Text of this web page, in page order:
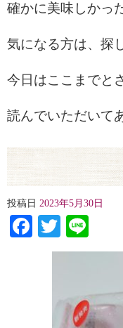
確かに美味しかっ
気になる方は、探
今日はここまでと
読んでいただいて
投稿日 2023年5月30日
Facebook
Twitter